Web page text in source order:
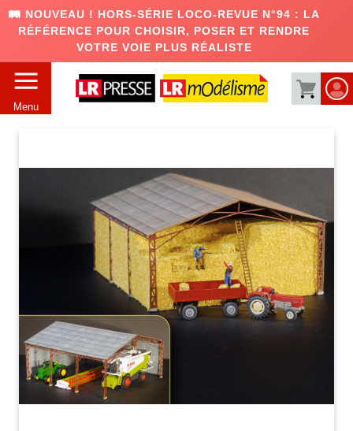
🛤️ NOUVEAU ! HORS-SÉRIE LOCO-REVUE N°94 : LA
RÉFÉRENCE POUR CHOISIR, POSER ET RENDRE
VOTRE VOIE PLUS RÉALISTE
Menu